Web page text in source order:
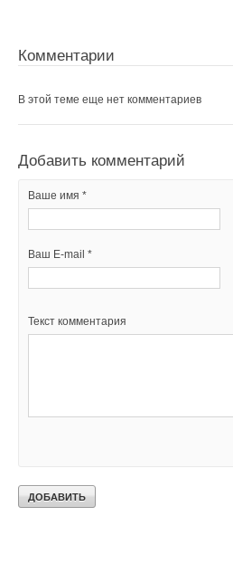
Комментарии
В этой теме еще нет комментариев
Добавить комментарий
Ваше имя *
Ваш E-mail *
Текст комментария